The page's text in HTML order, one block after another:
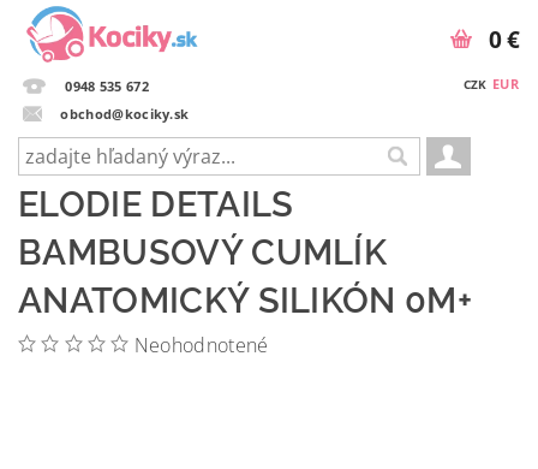
0948 535 672
obchod@kociky.sk
CZK EUR
0 €
ELODIE DETAILS
BAMBUSOVÝ CUMLÍK
ANATOMICKÝ SILIKÓN 0M+
Neohodnotené